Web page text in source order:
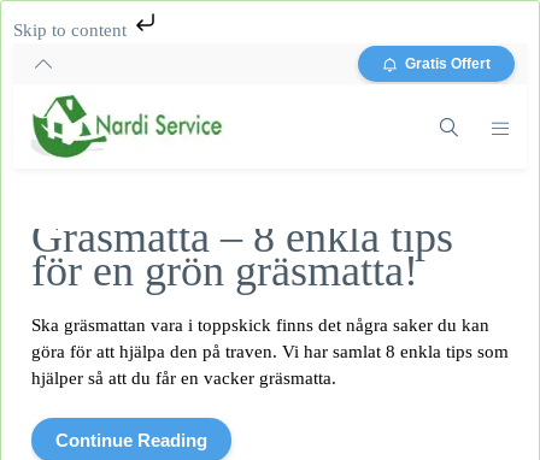
Skip to content
Gratis Offert
Gräsmatta – 8 enkla tips
för en grön gräsmatta!
Ska gräsmattan vara i toppskick finns det några saker du kan
göra för att hjälpa den på traven. Vi har samlat 8 enkla tips som
hjälper så att du får en vacker gräsmatta.
Continue Reading